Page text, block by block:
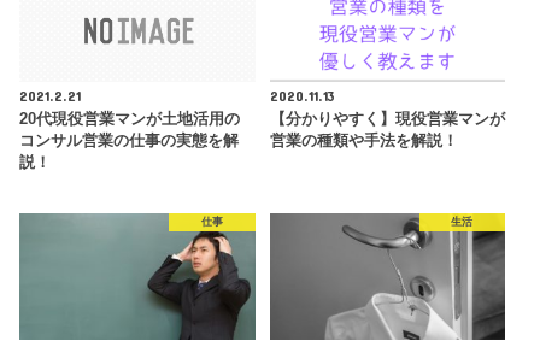
2021.2.21
20代現役営業マンが土地活用の
コンサル営業の仕事の実態を解
説！
2020.11.13
【分かりやすく】現役営業マンが
営業の種類や手法を解説！
仕事 生活